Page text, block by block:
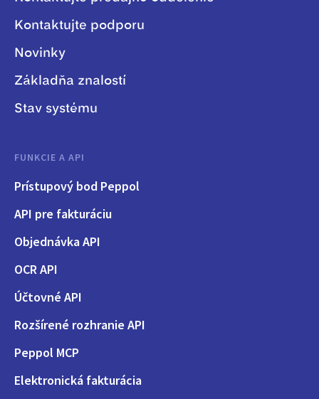
Kontaktujte podporu
Novinky
Základňa znalostí
Stav systému
FUNKCIE A API
Prístupový bod Peppol
API pre fakturáciu
Objednávka API
OCR API
Účtovné API
Rozšírené rozhranie API
Peppol MCP
Elektronická fakturácia